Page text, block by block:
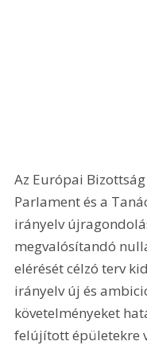
Az Európai
Parlament és a
irányelv
megvalósítandó
elérését célzó terv
irányelv új és
követelményeket
felújított épületekre